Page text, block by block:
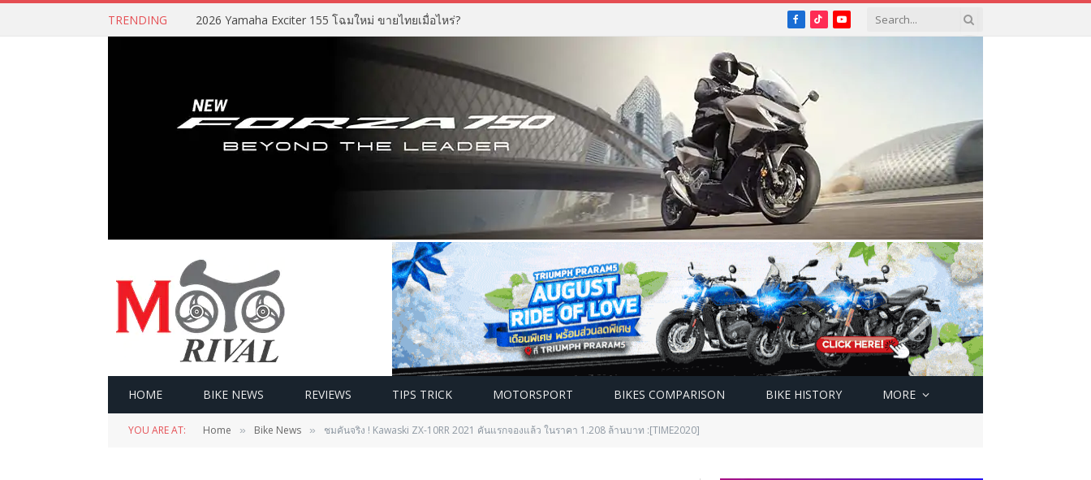
TRENDING 2026 Yamaha Exciter 155 โฉมใหม่ ขายไทยเมื่อไหร่? Facebook
TikTokYouTube
HOME BIKE NEWS REVIEWS TIPS TRICK MOTORSPORT BIKES COMPARISON BIKE HISTORY MORE
YOU ARE AT: Home » Bike News » ชมคันจริง ! Kawaski ZX-10RR 2021 คันแรกจองแล้ว ในราคา 1.208 ล้านบาท :[TIME2020]